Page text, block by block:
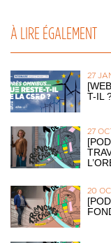
À LIRE ÉGALEMENT
27
T-IL
27
20